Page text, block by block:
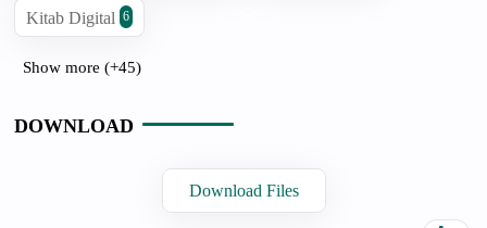
Kitab Digital 6
Show more (+45)
DOWNLOAD
Download Files